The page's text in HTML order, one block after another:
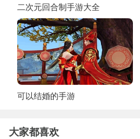
二次元回合制手游大全
可以结婚的手游
大家都喜欢